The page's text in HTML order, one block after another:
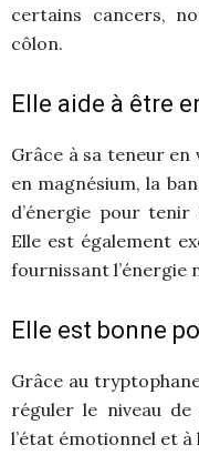
certains cancers,
côlon.
Elle aide à être
Grâce à sa teneur
en magnésium, la
d’énergie pour
Elle est également
fournissant l’énergie
Elle est bonne
Grâce au
réguler le niveau
l’état émotionnel et